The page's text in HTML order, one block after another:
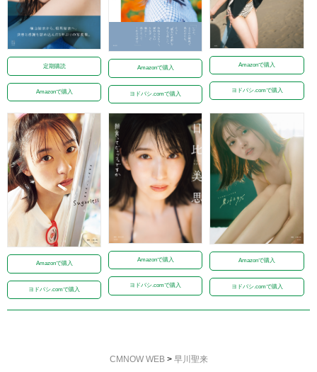
定期購読
Amazonで購入
Amazonで購入
ヨドバシ.comで購入
Amazonで購入
ヨドバシ.comで購入
Amazonで購入
ヨドバシ.comで購入
Amazonで購入
ヨドバシ.comで購入
Amazonで購入
ヨドバシ.comで購入
CMNOW WEB> 早川聖来